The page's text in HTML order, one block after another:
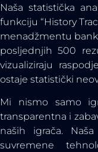
Naša statistička
funkciju “History
menadžmentu
posljednjih 500
vizualiziraju
ostaje statistički
Mi nismo samo
transparentna i
naših igrača.
suvremene